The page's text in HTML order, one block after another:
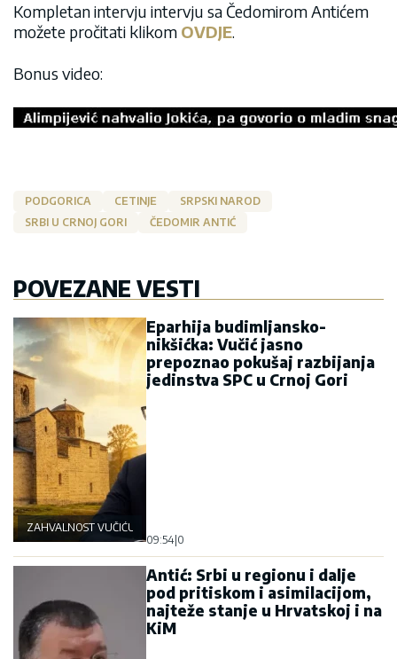
Kompletan intervju intervju sa Čedomirom Antićem
možete pročitati klikom OVDJE.
Bonus video:
PODGORICA CETINJE
SRPSKI NAROD
SRBI U CRNOJ GORI
ČEDOMIR ANTIĆ
POVEZANE VESTI
ZAHVALNOST VUČIĆU
Eparhija budimljansko-
nikšićka: Vučić jasno
prepoznao pokušaj razbijanja
jedinstva SPC u Crnoj Gori
09:54|0
Antić: Srbi u regionu i dalje
pod pritiskom i asimilacijom,
najteže stanje u Hrvatskoj i na
KiM